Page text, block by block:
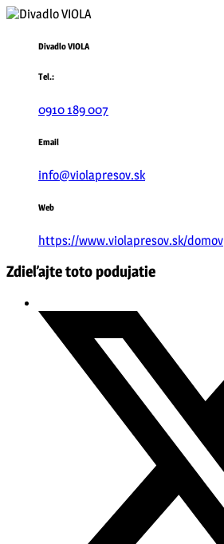
Divadlo VIOLA
Tel.:
0910 189 007
Email
info@violapresov.sk
Web
https://www.violapresov.sk/domov
Zdieľajte toto podujatie